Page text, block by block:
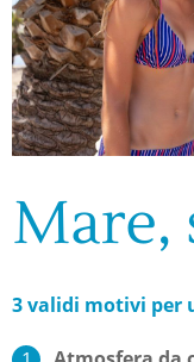
Mare,
3 validi motivi per